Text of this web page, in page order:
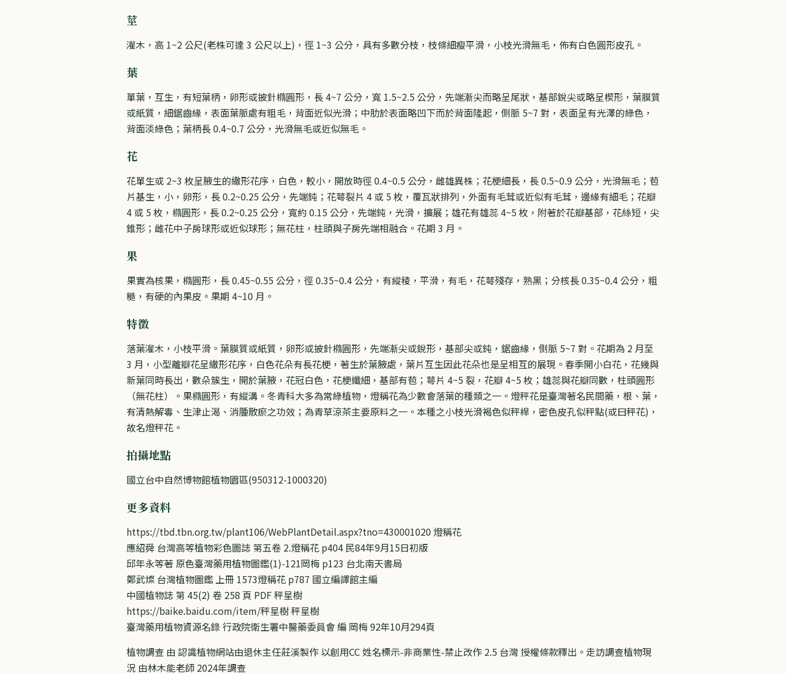
莖
灌木，高 1~2 公尺(老株可達 3 公尺以上)，徑 1~3 公分，具有多數分枝，枝條細瘦平滑，小枝光滑無毛，佈有白色圓形皮孔。
葉
單葉，互生，有短葉柄，卵形或披針橢圓形，長 4~7 公分，寬 1.5~2.5 公分，先端漸尖而略呈尾狀，基部銳尖或略呈楔形，葉膜質
或紙質，細鋸齒緣，表面葉脈處有粗毛，背面近似光滑；中肋於表面略凹下而於背面隆起，側脈 5~7 對，表面呈有光澤的綠色，
背面淡綠色；葉柄長 0.4~0.7 公分，光滑無毛或近似無毛。
花
花單生或 2~3 枚呈腋生的繖形花序，白色，較小，開放時徑 0.4~0.5 公分，雌雄異株；花梗細長，長 0.5~0.9 公分，光滑無毛；苞
片基生，小，卵形，長 0.2~0.25 公分，先端鈍；花萼裂片 4 或 5 枚，覆瓦狀排列，外面有毛茸或近似有毛茸，邊緣有細毛；花瓣
4 或 5 枚，橢圓形，長 0.2~0.25 公分，寬約 0.15 公分，先端鈍，光滑，擴展；雄花有雄蕊 4~5 枚，附著於花瓣基部，花絲短，尖
錐形；雌花中子房球形或近似球形；無花柱，柱頭與子房先端相融合。花期 3 月。
果
果實為核果，橢圓形，長 0.45~0.55 公分，徑 0.35~0.4 公分，有縱稜，平滑，有毛，花萼殘存，熟黑；分核長 0.35~0.4 公分，粗
糙，有硬的內果皮。果期 4~10 月。
特徵
落葉灌木，小枝平滑。葉膜質或紙質，卵形或披針橢圓形，先端漸尖或銳形，基部尖或鈍，鋸齒緣，側脈 5~7 對。花期為 2 月至
3 月，小型離瓣花呈繖形花序，白色花朵有長花梗，著生於葉腋處，葉片互生因此花朵也是呈相互的展現。春季開小白花，花幾與
新葉同時長出，數朵簇生，開於葉腋，花冠白色，花梗纖細，基部有苞；萼片 4~5 裂，花瓣 4~5 枚；雄蕊與花瓣同數，柱頭圓形
（無花柱）。果橢圓形，有縱溝。冬青科大多為常綠植物，燈稱花為少數會落葉的種類之一。燈秤花是臺灣著名民間藥，根、葉，
有清熱解毒、生津止渴、消腫散瘀之功效；為青草涼茶主要原料之一。本種之小枝光滑褐色似秤桿，密色皮孔似秤點(或曰秤花)，
故名燈秤花。
拍攝地點
國立台中自然博物館植物園區(950312-1000320)
更多資料
https://tbd.tbn.org.tw/plant106/WebPlantDetail.aspx?tno=430001020 燈稱花
應紹舜 台灣高等植物彩色圖誌 第五卷 2.燈稱花 p404 民84年9月15日初版
邱年永等著 原色臺灣藥用植物圖鑑(1)-121岡梅 p123 台北南天書局
鄭武燦 台灣植物圖鑑 上冊 1573燈稱花 p787 國立編譯館主編
中國植物誌 第 45(2) 卷 258 頁 PDF 秤星樹
https://baike.baidu.com/item/秤星樹 秤星樹
臺灣藥用植物資源名錄 行政院衛生署中醫藥委員會 編 岡梅 92年10月294頁
植物調查 由 認識植物網站由退休主任莊溪製作 以創用CC 姓名標示-非商業性-禁止改作 2.5 台灣 授權條款釋出。走訪調查植物現
況 由林木能老師 2024年調查